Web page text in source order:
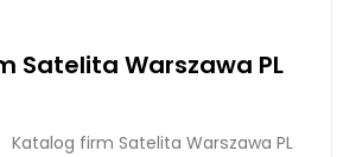
Satelita Warszawa PL
Katalog firm Satelita Warszawa PL